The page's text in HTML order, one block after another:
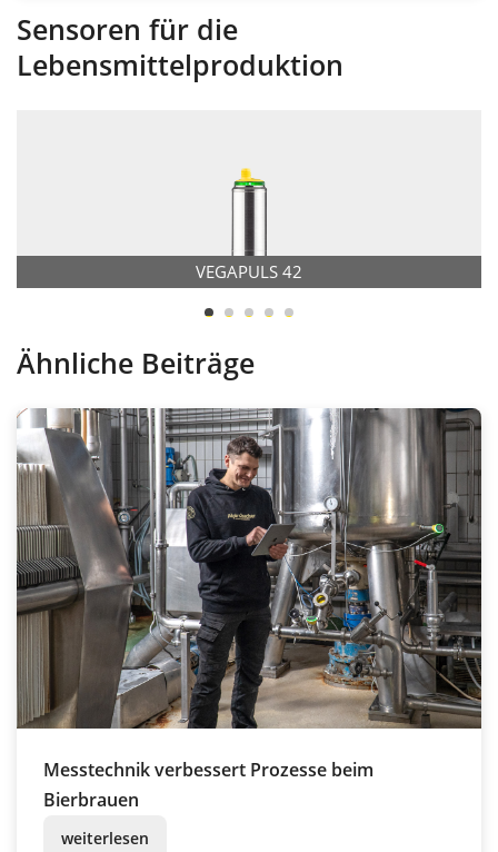
Sensoren für die
Lebensmittelproduktion
VEGAPULS 42
Ähnliche Beiträge
Messtechnik verbessert Prozesse beim
Bierbrauen
weiterlesen